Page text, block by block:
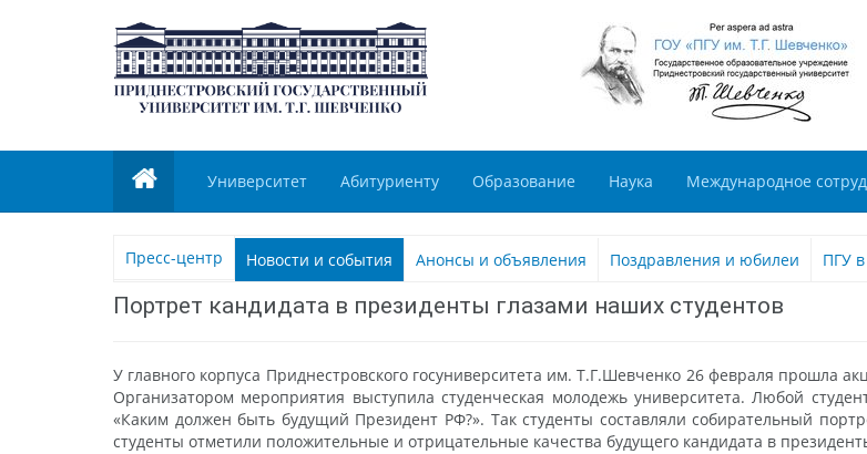
Университет Абитуриенту Образование Наука Международное
Пресс-центр Новости и события Анонсы и объявления Поздравления и юбилеи ПГУ
Портрет кандидата в президенты глазами наших студентов
У главного корпуса Приднестровского госуниверситета им. Т.Г.Шевченко 26 февраля прошла
Организатором мероприятия выступила студенческая молодежь университета. Любой
«Каким должен быть будущий Президент РФ?». Так студенты составляли собирательный
студенты отметили положительные и отрицательные качества будущего кандидата в